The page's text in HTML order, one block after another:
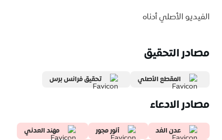
الفيديو الأصلي أدناه
مصادر التحقيق
المقطع الأصلي تحقيق فرانس برس
مصادر الادعاء
عدن الغد أنور مجور
مهند العدني